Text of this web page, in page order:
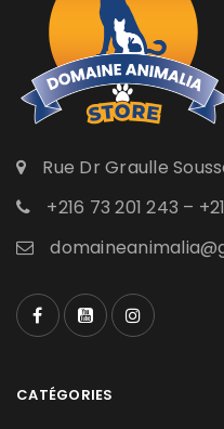
Rue Dr Graulle
+216 73 201 243 –
CATÉGORIES